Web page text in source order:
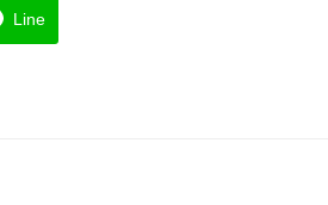
Line